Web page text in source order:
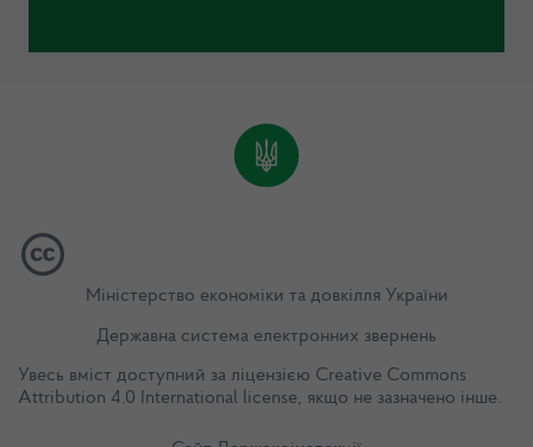
Міністерство економіки та довкілля України
Державна система електронних звернень
Увесь вміст доступний за ліцензією Creative Commons
Attribution 4.0 International license, якщо не зазначено інше.